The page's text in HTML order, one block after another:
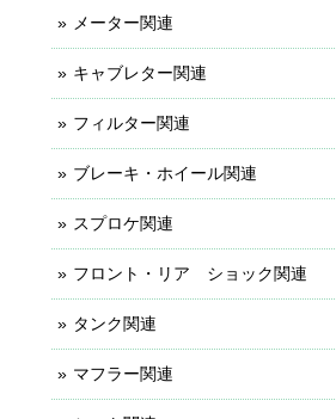
メーター関連
キャブレター関連
フィルター関連
ブレーキ・ホイール関連
スプロケ関連
フロント・リア ショック関連
タンク関連
マフラー関連